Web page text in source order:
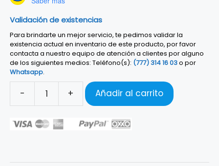
Validación de existencias
Para brindarte un mejor servicio, te pedimos validar la
existencia actual en inventario de este producto, por favor
contacta a nuestro equipo de atención a clientes por alguno
de los siguientes medios: Teléfono(s): (777) 314 16 03o por
Whatsapp.
-
Cable
Coiled
Placid
+ Añadir al carrito